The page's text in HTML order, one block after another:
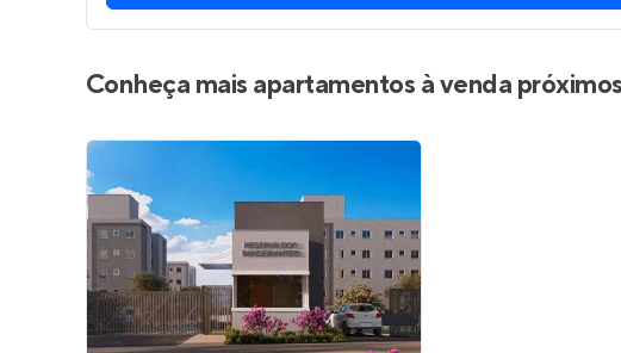
Conheça mais apartamentos à venda